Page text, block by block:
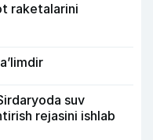
raketalarini
suv
rejasini ishlab